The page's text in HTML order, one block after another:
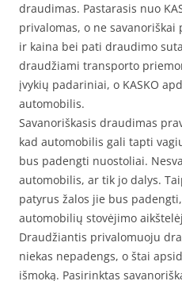
draudimas. Pastarasis nuo
privalomas, o ne savanoriškai
ir kaina bei pati draudimo
draudžiami transporto
įvykių padariniai, o KASKO
automobilis.
Savanoriškasis draudimas
kad automobilis gali tapti
bus padengti nuostoliai.
automobilis, ar tik jo dalys.
patyrus žalos jie bus
automobilių stovėjimo
Draudžiantis privalomuoju
niekas nepadengs, o štai
išmoką. Pasirinktas